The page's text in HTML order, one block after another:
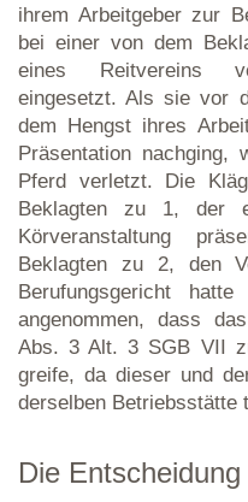
ihrem Arbeitgeber zur
bei einer von dem
eines Reitvereins
eingesetzt. Als sie vor
dem Hengst ihres
Präsentation nachging,
Pferd verletzt. Die
Beklagten zu 1, der
Körveranstaltung
Beklagten zu 2, den
Berufungsgericht
angenommen, dass
Abs. 3 Alt. 3 SGB VII
greife, da dieser und
derselben Betriebsstätte
Die